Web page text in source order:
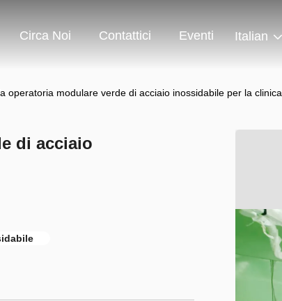
Circa Noi Contattici Eventi Italian
operatoria modulare verde di acciaio inossidabile per la clinica
di acciaio